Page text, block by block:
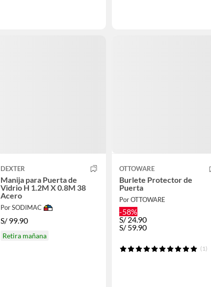
DEXTER
Manija para Puerta de
Vidrio H 1.2M X 0.8M 38
Acero
Por SODIMAC
S/ 99.90
Retira mañana
OTTOWARE
Burlete Protector de
Puerta
Por OTTOWARE
-58%
S/ 24.90
S/ 59.90
(1)